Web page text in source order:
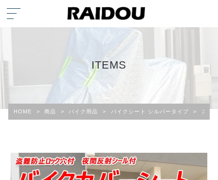
ITEMS
HOME > 商品 > バイク用品 > バイクシート シルバータイプ > スズ